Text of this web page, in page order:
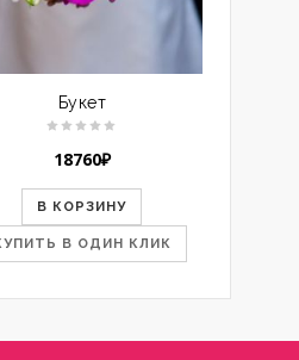
Букет
18760₽
В КОРЗИНУ
В ОДИН КЛИК